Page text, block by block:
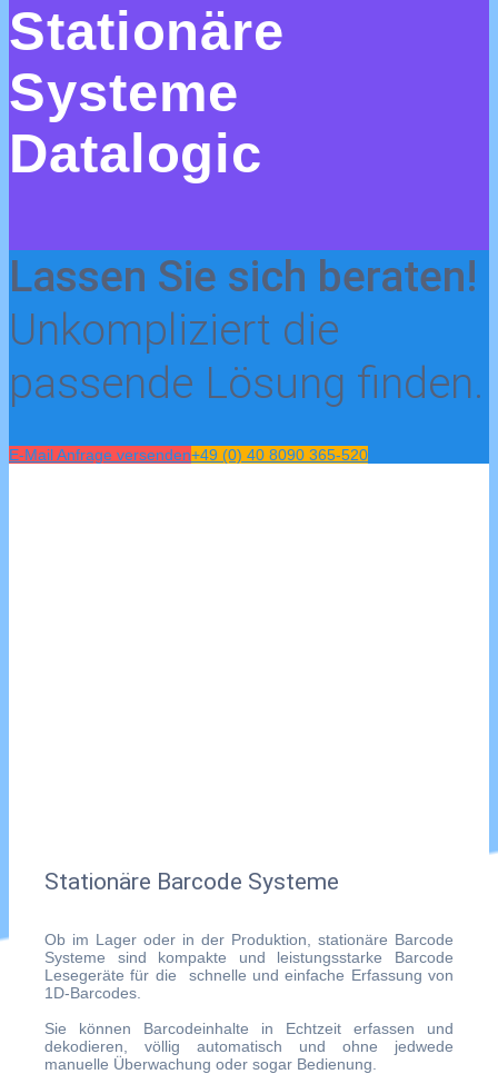
Stationäre
Systeme
Datalogic
Lassen Sie sich beraten!
Unkompliziert die
passende Lösung finden.
E-Mail Anfrage versenden+49 (0) 40 8090 365-520
Stationäre Barcode Systeme
Ob im Lager oder in der Produktion, stationäre Barcode
Systeme sind kompakte und leistungsstarke Barcode
Lesegeräte für die schnelle und einfache Erfassung von
1D-Barcodes.
Sie können Barcodeinhalte in Echtzeit erfassen und
dekodieren, völlig automatisch und ohne jedwede
manuelle Überwachung oder sogar Bedienung.